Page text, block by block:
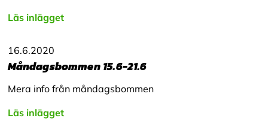
Läs inlägget
16.6.2020
Måndagsbommen 15.6-21.6
Mera info från måndagsbommen
Läs inlägget